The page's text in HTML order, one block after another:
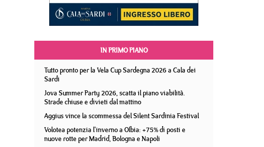
IN PRIMO PIANO
Tutto pronto per la Vela Cup Sardegna 2026 a Cala dei
Sardi
Jova Summer Party 2026, scatta il piano viabilità.
Strade chiuse e divieti dal mattino
Aggius vince la scommessa del Silent Sardinia Festival
Volotea potenzia l'inverno a Olbia: +75% di posti e
nuove rotte per Madrid, Bologna e Napoli